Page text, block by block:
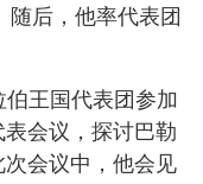
随后，他率代表团
伯王国代表团参加
会议，探讨巴勒
会议中，他会见